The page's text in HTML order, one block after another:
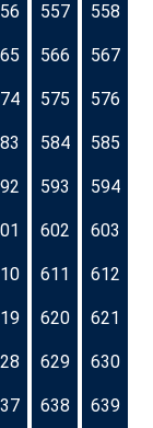
557 558
566 567
575 576
584 585
593 594
602 603
611 612
620 621
629 630
638 639